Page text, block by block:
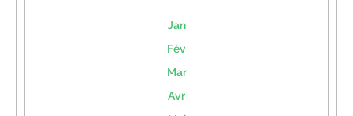
Jan
Fév
Mar
Avr